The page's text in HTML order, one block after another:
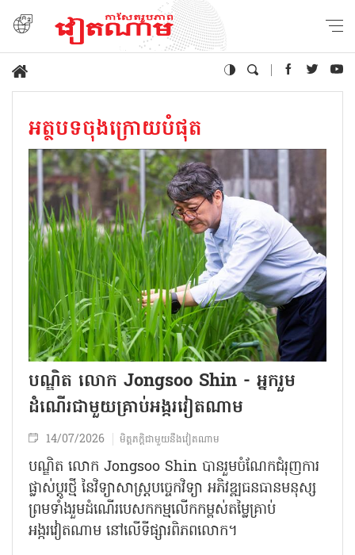
អត្ថបទចុងក្រោយបំផុត
បណ្ឌិត លោក Jongsoo Shin - អ្នករួម
ដំណើរជាមួយគ្រាប់អង្ករវៀតណាម
14/07/2026 មិត្តភក្តិជាមួយនឹងវៀតណាម
បណ្ឌិត លោក Jongsoo Shin បាន​រួមចំណែក​ជំរុញការ
ផ្លាស់ប្តូរថ្មី នៃវិទ្យាសាស្ត្រ​បច្ចេកវិទ្យា អភិវឌ្ឍ​ធនធាន​មនុស្ស
ព្រមទាំង​រួម​ដំណើរ​​បេសកកម្ម​លើកកម្ពស់តម្លៃគ្រាប់​
អង្ករវៀតណាម នៅលើទីផ្សារ​ពិភពលោក។